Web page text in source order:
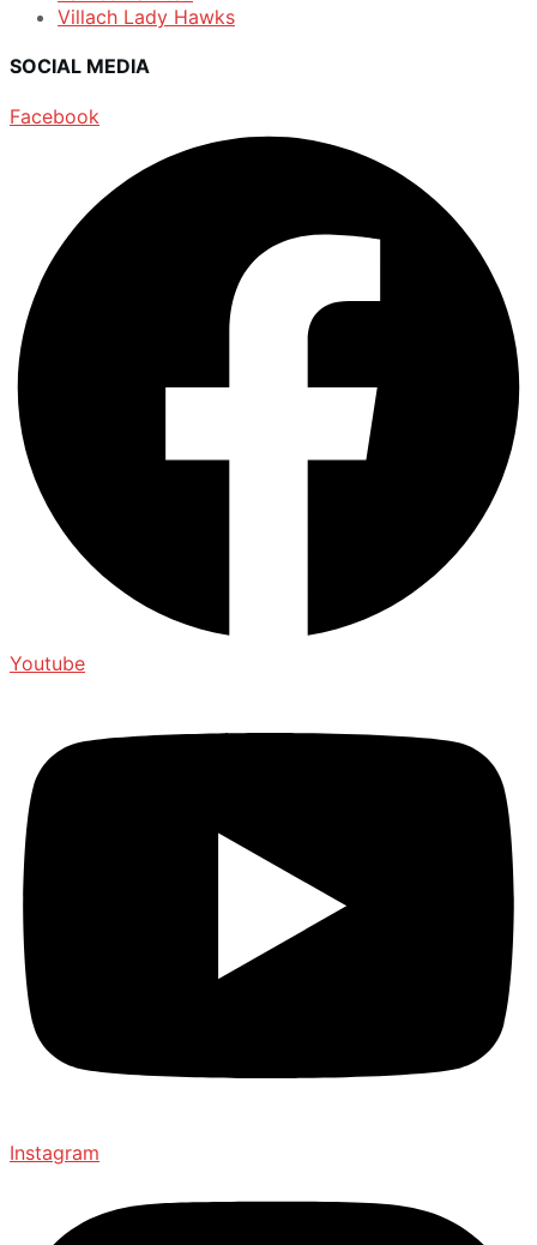
Villach Lady Hawks
SOCIAL MEDIA
Facebook
Youtube
Instagram